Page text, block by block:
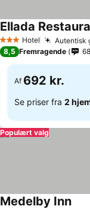
3 StjernerHotel Autentisk
Ellada
8,5 Fremragende
Af 692 kr.
Se priser fra 2
Populært valg
Medelby Inn